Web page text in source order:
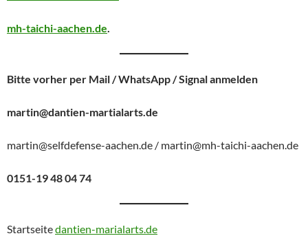
mh-taichi-aachen.de
Bitte vorher per Mail / WhatsApp / Signal anmelden
martin@dantien-martialarts.de
martin@selfdefense-aachen.de / martin@mh-taichi-aachen.de
0151-19 48 04 74
Startseitedantien-marialarts.de